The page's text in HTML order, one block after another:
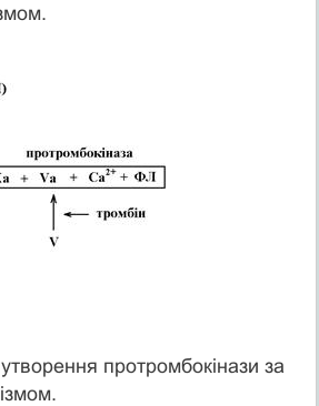
протромбокінази за